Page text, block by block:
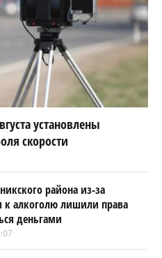
установлены
скорости
района из-за
к алкоголю лишили права
деньгами